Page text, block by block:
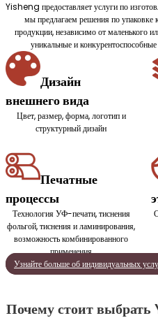
Yisheng предоставляет услуги по
мы предлагаем решения по упаковке
продукции, независимо от маленького
уникальные и
Дизайн
внешнего вида
Цвет, размер, форма, логотип и
структурный дизайн
Печатные
процессы
Технология УФ-печати, тиснения
фольгой, тиснения и ламинирования,
возможность комбинированного
применения
Узнайте больше об индивидуальных
Почему стоит